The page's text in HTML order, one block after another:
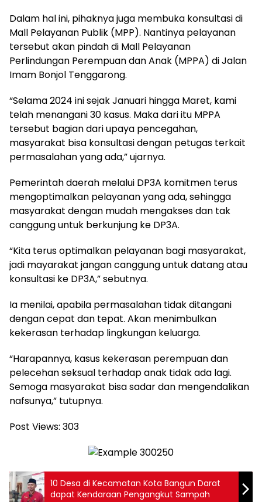
Dalam hal ini, pihaknya juga membuka konsultasi di
Mall Pelayanan Publik (MPP). Nantinya pelayanan
tersebut akan pindah di Mall Pelayanan
Perlindungan Perempuan dan Anak (MPPA) di Jalan
Imam Bonjol Tenggarong.
“Selama 2024 ini sejak Januari hingga Maret, kami
telah menangani 30 kasus. Maka dari itu MPPA
tersebut bagian dari upaya pencegahan,
masyarakat bisa konsultasi dengan petugas terkait
permasalahan yang ada,” ujarnya.
Pemerintah daerah melalui DP3A komitmen terus
mengoptimalkan pelayanan yang ada, sehingga
masyarakat dengan mudah mengakses dan tak
canggung untuk berkunjung ke DP3A.
“Kita terus optimalkan pelayanan bagi masyarakat,
jadi mayarakat jangan canggung untuk datang atau
konsultasi ke DP3A,” sebutnya.
Ia menilai, apabila permasalahan tidak ditangani
dengan cepat dan tepat. Akan menimbulkan
kekerasan terhadap lingkungan keluarga.
“Harapannya, kasus kekerasan perempuan dan
pelecehan seksual terhadap anak tidak ada lagi.
Semoga masyarakat bisa sadar dan mengendalikan
nafsunya,” tutupnya.
Post Views: 303
10 Desa di Kecamatan Kota Bangun Darat
dapat Kendaraan Pengangkut Sampah